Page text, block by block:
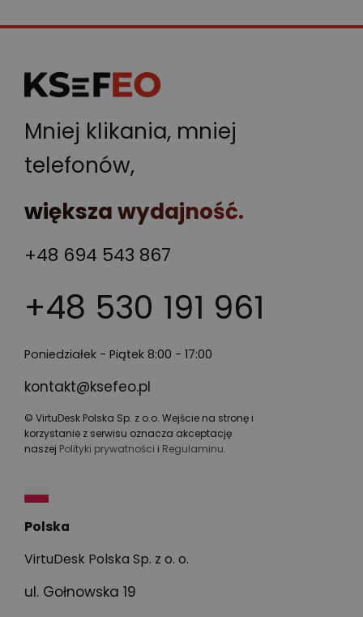
Mniej klikania, mniej
telefonów,
większa wydajność.
+48 694 543 867
+48 530 191 961
Poniedziałek - Piątek 8:00 - 17:00
kontakt@ksefeo.pl
© VirtuDesk Polska Sp. z o.o. Wejście na stronę i
korzystanie z serwisu oznacza akceptację
naszej Polityki prywatności i Regulaminu.
Polska
VirtuDesk Polska Sp. z o. o.
ul. Gołnowska 19